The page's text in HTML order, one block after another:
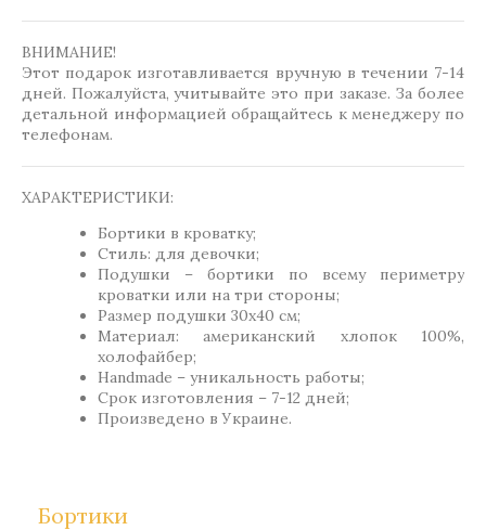
ВНИМАНИЕ!
Этот подарок изготавливается вручную в течении 7-14
дней. Пожалуйста, учитывайте это при заказе. За более
детальной информацией обращайтесь к менеджеру по
телефонам.
ХАРАКТЕРИСТИКИ:
Бортики в кроватку;
Стиль: для девочки;
Подушки – бортики по всему периметру
кроватки или на три стороны;
Размер подушки 30х40 см;
Материал: американский хлопок 100%,
холофайбер;
Handmade – уникальность работы;
Срок изготовления – 7-12 дней;
Произведено в Украине.
Бортики